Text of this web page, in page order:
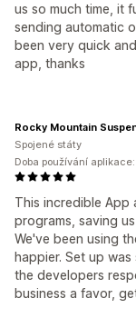
us so much time, it
sending automatic
been very quick
app, thanks
This incredible App
programs, saving
We've been using
happier. Set up
the developers
business a favor,
Rocky Mountain
Spojené státy
Doba používání